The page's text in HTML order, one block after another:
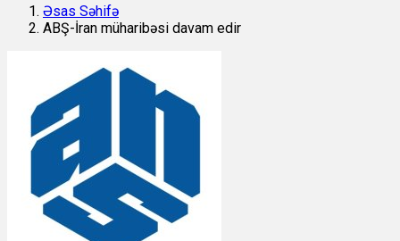
Əsas Səhifə
ABŞ-İran müharibəsi davam edir